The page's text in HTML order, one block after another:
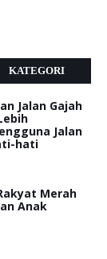
KATEGORI
Jalan Gajah
Jalan
hati
Merah
Anak